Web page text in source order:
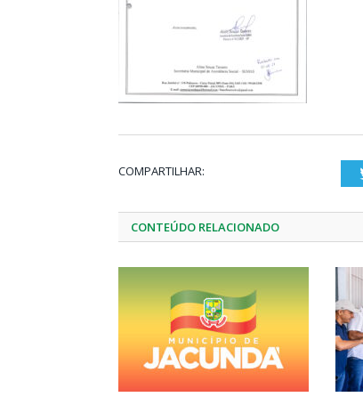
COMPARTILHAR:
CONTEÚDO RELACIONADO